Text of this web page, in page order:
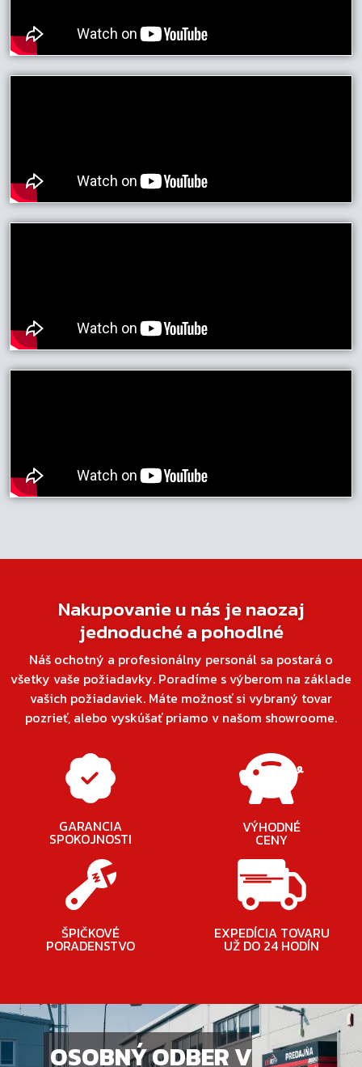
Nakupovanie u nás je naozaj
jednoduché a pohodlné
Náš ochotný a profesionálny personál sa postará o
všetky vaše požiadavky. Poradíme s výberom na základe
vašich požiadaviek. Máte možnosť si vybraný tovar
pozrieť, alebo vyskúšať priamo v našom showroome.
GARANCIA
SPOKOJNOSTI
VÝHODNÉ
CENY
ŠPIČKOVÉ
PORADENSTVO
EXPEDÍCIA TOVARU
UŽ DO 24 HODÍN
OSOBNÝ ODBER V